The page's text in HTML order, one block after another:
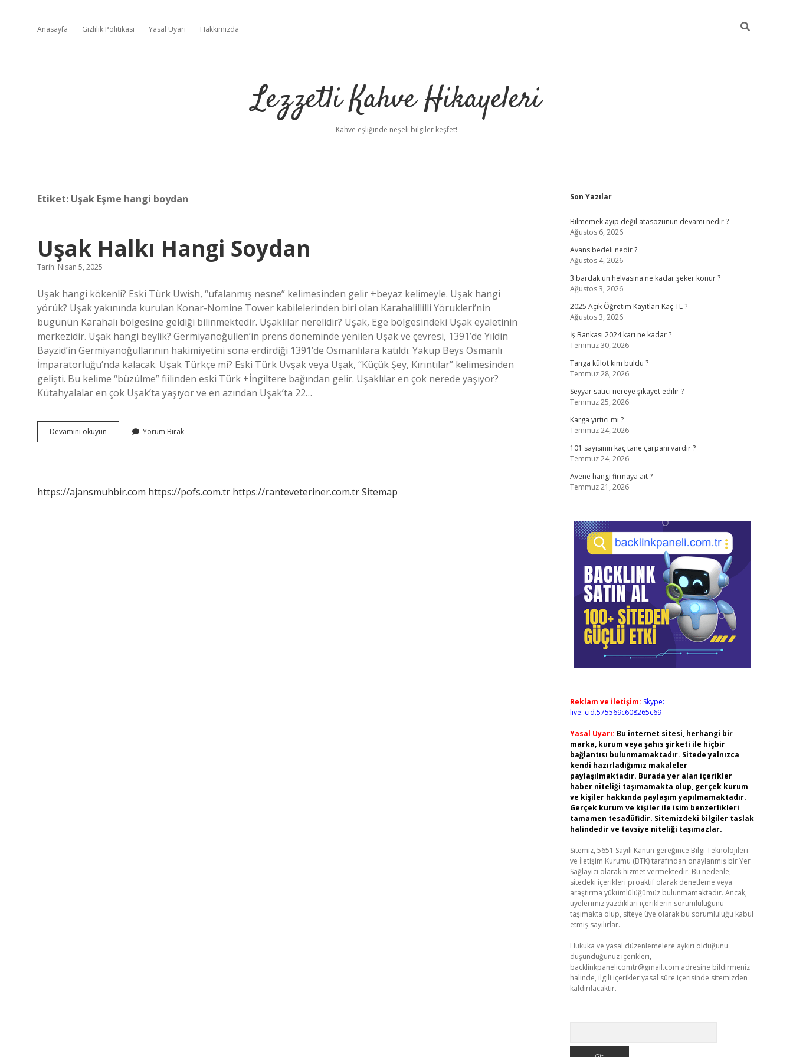
Anasayfa Gizlilik Politikası Yasal Uyarı Hakkımızda
Lezzetli Kahve Hikayeleri
Kahve eşliğinde neşeli bilgiler keşfet!
Etiket: Uşak Eşme hangi boydan
Uşak Halkı Hangi Soydan
Tarih: Nisan 5, 2025
Uşak hangi kökenli? Eski Türk Uwish, “ufalanmış nesne” kelimesinden gelir +beyaz kelimeyle. Uşak hangi
yörük? Uşak yakınında kurulan Konar-Nomine Tower kabilelerinden biri olan Karahalillilli Yörukleri’nin
bugünün Karahalı bölgesine geldiği bilinmektedir. Uşaklılar nerelidir? Uşak, Ege bölgesindeki Uşak eyaletinin
merkezidir. Uşak hangi beylik? Germiyanoğullen’in prens döneminde yenilen Uşak ve çevresi, 1391’de Yıldin
Bayzid’in Germiyanoğullarının hakimiyetini sona erdirdiği 1391’de Osmanlılara katıldı. Yakup Beys Osmanlı
İmparatorluğu’nda kalacak. Uşak Türkçe mi? Eski Türk Uvşak veya Uşak, “Küçük Şey, Kırıntılar” kelimesinden
gelişti. Bu kelime “büzülme” fiilinden eski Türk +İngiltere bağından gelir. Uşaklılar en çok nerede yaşıyor?
Kütahyalalar en çok Uşak’ta yaşıyor ve en azından Uşak’ta 22…
Devamını okuyun
Halkı
Yorum Bırak
https://ajansmuhbir.com https://pofs.com.tr https://ranteveteriner.com.trSitemap
Sidebar
Son Yazılar
Bilmemek ayıp değil atasözünün devamı nedir ?
Ağustos 6, 2026
Avans bedeli nedir ?
Ağustos 4, 2026
3 bardak un helvasına ne kadar şeker konur ?
Ağustos 3, 2026
2025 Açık Öğretim Kayıtları Kaç TL ?
Ağustos 3, 2026
İş Bankası 2024 karı ne kadar ?
Temmuz 30, 2026
Tanga külot kim buldu ?
Temmuz 28, 2026
Seyyar satıcı nereye şikayet edilir ?
Temmuz 25, 2026
Karga yırtıcı mı ?
Temmuz 24, 2026
101 sayısının kaç tane çarpanı vardır ?
Temmuz 24, 2026
Avene hangi firmaya ait ?
Temmuz 21, 2026
Reklam ve İletişim: Skype:
live:.cid.575569c608265c69
Yasal Uyarı: Bu internet sitesi, herhangi bir
marka, kurum veya şahıs şirketi ile hiçbir
bağlantısı bulunmamaktadır. Sitede yalnızca
kendi hazırladığımız makaleler
paylaşılmaktadır. Burada yer alan içerikler
haber niteliği taşımamakta olup, gerçek kurum
ve kişiler hakkında paylaşım yapılmamaktadır.
Gerçek kurum ve kişiler ile isim benzerlikleri
tamamen tesadüfidir. Sitemizdeki bilgiler taslak
halindedir ve tavsiye niteliği taşımazlar.
Sitemiz, 5651 Sayılı Kanun gereğince Bilgi Teknolojileri
ve İletişim Kurumu (BTK) tarafından onaylanmış bir Yer
Sağlayıcı olarak hizmet vermektedir. Bu nedenle,
sitedeki içerikleri proaktif olarak denetleme veya
araştırma yükümlülüğümüz bulunmamaktadır. Ancak,
üyelerimiz yazdıkları içeriklerin sorumluluğunu
taşımakta olup, siteye üye olarak bu sorumluluğu kabul
etmiş sayılırlar.
Hukuka ve yasal düzenlemelere aykırı olduğunu
düşündüğünüz içerikleri,
backlinkpanelicomtr@gmail.com adresine bildirmeniz
halinde, ilgili içerikler yasal süre içerisinde sitemizden
kaldırılacaktır.